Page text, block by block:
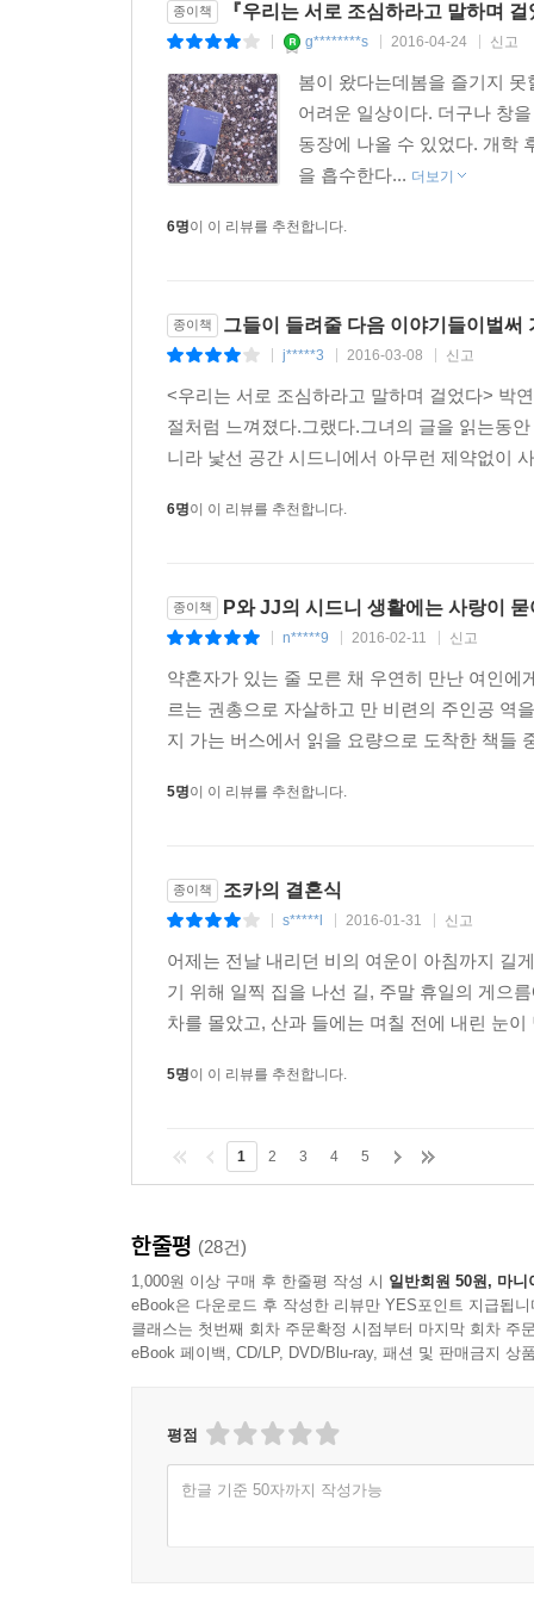
부서지는 몇 개의 별들을 상상해보았습니다.
먼 곳에서 나를 향해, 별들이 걸어오고 있는 것 같
저녁이 되자 슬퍼졌습니다.
무릎을 꿇고 ‘얼음을 주세요’란 제목으로 시를 썼지
그 시로 시인이 될 줄은 몰랐지만 시를 쓰던 순간,
자기감정을 아는 것,
사랑은 거기에서 출발합니다.
지독함이 스스로 옷을 벗을 때까지,
사랑했거든요.
그때 별들이 왜 하필 이쪽으로 걸어왔는지
알 것도 같습니다.
이 책은 우리의 결혼 선언을 대신할 것입니다.
그렇게 어우러져 읽히기를 바랍니다.
그녀의‘ 사랑’이 아니었다면,
이 책은 나올 수 없었을 것입니다.
시드니에서 만났던 분들,
어머니와 남동생 태준에게도 감사의 인사를 드립
나의 JJ에게도
천천히 오래 걸어요, 우리!
- 2015년 12월, 서교동에서
박연준
‘1인분의 고독’에서 ‘2인분의 고독’으로
당신이 보인 뜻밖의 사적인 관심은 나를 놀라
물방울처럼 눈부시게 튕겨오르는 당신의 젊은 사
종이책 『우리는 서로 조심하라고 말하며
g********s 2016-04-24 신고
봄이 왔다는데봄을 즐기지
어려운 일상이다. 더구나 창
동장에 나올 수 있었다. 개학
을 흡수한다... 더보기
6명이 이 리뷰를 추천합니다.
종이책 그들이 들려줄 다음 이야기들이벌써
j*****3 2016-03-08 신고
<우리는 서로 조심하라고 말하며 걸었다> 박
절처럼 느껴졌다.그랬다.그녀의 글을 읽는동
니라 낯선 공간 시드니에서 아무런 제약없이
6명이 이 리뷰를 추천합니다.
종이책 P와 JJ의 시드니 생활에는 사랑이 묻
n*****9 2016-02-11 신고
약혼자가 있는 줄 모른 채 우연히 만난 여인
르는 권총으로 자살하고 만 비련의 주인공 역
지 가는 버스에서 읽을 요량으로 도착한 책들
5명이 이 리뷰를 추천합니다.
종이책 조카의 결혼식
s*****l 2016-01-31 신고
어제는 전날 내리던 비의 여운이 아침까지 길
기 위해 일찍 집을 나선 길, 주말 휴일의 게으
차를 몰았고, 산과 들에는 며칠 전에 내린 눈
5명이 이 리뷰를 추천합니다.
1 2 3 4 5
한줄평 (28건)
1,000원 이상 구매 후 한줄평 작성 시 일반회원 50원, 마니
eBook은 다운로드 후 작성한 리뷰만 YES포인트 지급됩니
클래스는 첫번째 회차 주문확정 시점부터 마지막 회차 주
eBook 페이백, CD/LP, DVD/Blu-ray, 패션 및 판매금지 상
평점
한글 기준 50자까지 작성가능